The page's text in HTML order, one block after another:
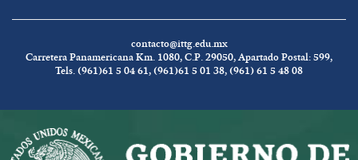
contacto@ittg.edu.mx
Carretera Panamericana Km. 1080, C.P. 29050, Apartado Postal: 599,
Tels. (961)61 5 04 61, (961)61 5 01 38, (961) 61 5 48 08